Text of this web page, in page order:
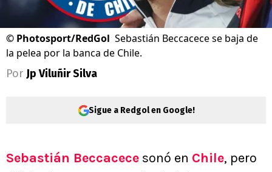
© Photosport/RedGol Sebastián Beccacece se baja de
la pelea por la banca de Chile.
Por Jp Viluñir Silva
Sigue a Redgol en Google!
Sebastián Beccacece sonó en Chile, pero